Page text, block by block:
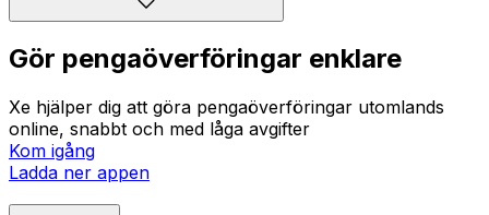
Gör pengaöverföringar enklare
Xe hjälper dig att göra pengaöverföringar utomlands
online, snabbt och med låga avgifter
Kom igång
Ladda ner appen